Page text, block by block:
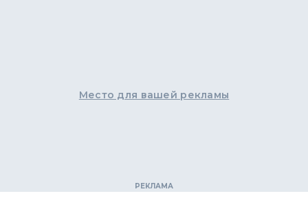
Место для вашей рекламы